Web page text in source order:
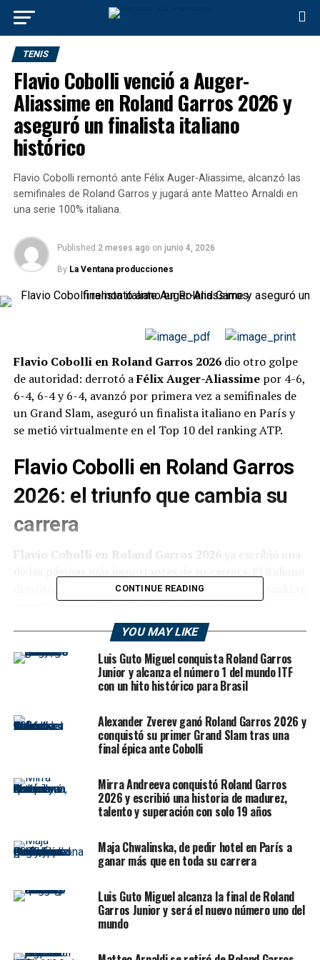
TENIS
Flavio Cobolli venció a Auger-
Aliassime en Roland Garros 2026 y
aseguró un finalista italiano
histórico
Flavio Cobolli remontó ante Félix Auger-Aliassime, alcanzó las
semifinales de Roland Garros y jugará ante Matteo Arnaldi en
una serie 100% italiana.
Published 2 meses ago on junio 4, 2026
By La Ventana producciones
Flavio Cobolli en Roland Garros 2026dio otro golpe
de autoridad: derrotó aFélix Auger-Aliassimepor 4-6,
6-4, 6-4 y 6-4, avanzó por primera vez a semifinales de
un Grand Slam, aseguró un finalista italiano en París y
se metió virtualmente en el Top 10 del ranking ATP.
Flavio Cobolli en Roland Garros
2026: el triunfo que cambia su
carrera
Flavio Cobolli en Roland Garros 2026ya escribió una
Félix Auger-Aliassime, número 6 del ranking
mundial, por 4-6, 6-4, 6-4 y 6-4 en tres horas y 24
minutos, y se clasificó por primera vez a las semifinales
de un torneo de Grand Slam.
El triunfo tiene una dimensión enorme por varios
motivos. Primero, porque Cobolli venció a un jugador
porque llegó después de perder el primer set y estar
break abajo en el segundo. Tercero, porque con esta
victoria se instala virtualmente en el Top 10 del ranking
ATP. Y cuarto, porque asegura que Italia tendrá un
representante en la final de Roland Garros.
El dato es histórico: Cobolli enfrentará en semifinales a
Matteo Arnaldi , quien avanzó tras el retiro de
Matteo
Berrettini. De esta manera, el tenis italiano tendrá un
muchos después de la eliminación temprana deJannik
, que llegaba como número 1 del mundo y gran
candidato al título.
CONTINUE READING
YOU MAY LIKE
Luis Guto Miguel conquista Roland Garros
Junior y alcanza el número 1 del mundo ITF
con un hito histórico para Brasil
Alexander Zverev ganó Roland Garros 2026 y
conquistó su primer Grand Slam tras una
final épica ante Cobolli
Mirra Andreeva conquistó Roland Garros
2026 y escribió una historia de madurez,
talento y superación con solo 19 años
Maja Chwalinska, de pedir hotel en París a
ganar más que en toda su carrera
Luis Guto Miguel alcanza la final de Roland
Garros Junior y será el nuevo número uno del
mundo